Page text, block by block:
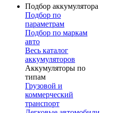
Подбор аккумулятора
Подбор по
параметрам
Подбор по маркам
авто
Весь каталог
аккумуляторов
Аккумуляторы по
типам
Грузовой и
коммерческий
транспорт